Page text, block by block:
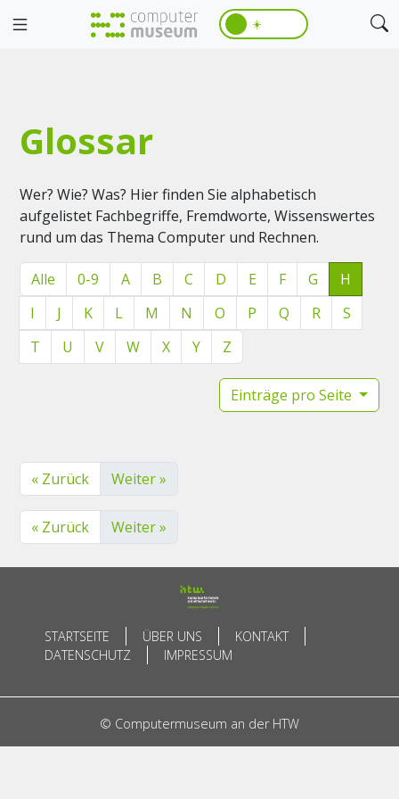
☀️
Glossar
Wer? Wie? Was? Hier finden Sie alphabetisch
aufgelistet Fachbegriffe, Fremdworte, Wissenswertes
rund um das Thema Computer und Rechnen.
Alle 0-9 A B C D E F G
H
I
J K L M N O P Q R
S
T
U V W X Y Z
Einträge pro Seite
« Zurück Weiter »
« Zurück Weiter »
STARTSEITE ÜBER UNS
KONTAKT
DATENSCHUTZ
IMPRESSUM
© Computermuseum an der HTW